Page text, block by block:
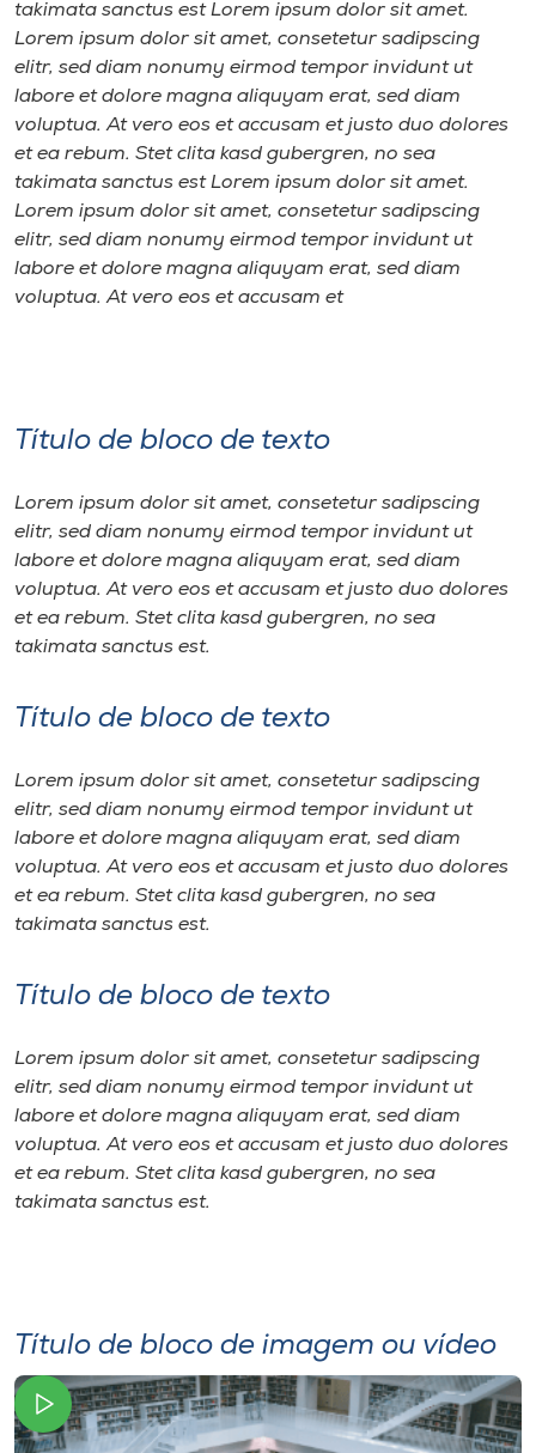
takimata sanctus est Lorem ipsum dolor sit amet.
Lorem ipsum dolor sit amet, consetetur sadipscing
elitr, sed diam nonumy eirmod tempor invidunt ut
labore et dolore magna aliquyam erat, sed diam
voluptua. At vero eos et accusam et justo duo dolores
et ea rebum. Stet clita kasd gubergren, no sea
takimata sanctus est Lorem ipsum dolor sit amet.
Lorem ipsum dolor sit amet, consetetur sadipscing
elitr, sed diam nonumy eirmod tempor invidunt ut
labore et dolore magna aliquyam erat, sed diam
voluptua. At vero eos et accusam et
Título de bloco de texto
Lorem ipsum dolor sit amet, consetetur sadipscing
elitr, sed diam nonumy eirmod tempor invidunt ut
labore et dolore magna aliquyam erat, sed diam
voluptua. At vero eos et accusam et justo duo dolores
et ea rebum. Stet clita kasd gubergren, no sea
takimata sanctus est.
Título de bloco de texto
Lorem ipsum dolor sit amet, consetetur sadipscing
elitr, sed diam nonumy eirmod tempor invidunt ut
labore et dolore magna aliquyam erat, sed diam
voluptua. At vero eos et accusam et justo duo dolores
et ea rebum. Stet clita kasd gubergren, no sea
takimata sanctus est.
Título de bloco de texto
Lorem ipsum dolor sit amet, consetetur sadipscing
elitr, sed diam nonumy eirmod tempor invidunt ut
labore et dolore magna aliquyam erat, sed diam
voluptua. At vero eos et accusam et justo duo dolores
et ea rebum. Stet clita kasd gubergren, no sea
takimata sanctus est.
Título de bloco de imagem ou vídeo